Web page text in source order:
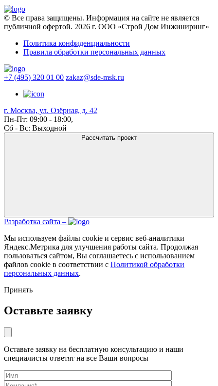
© Все права защищены. Информация на сайте не является
публичной офертой. 2026 г. ООО «Строй Дом Инжиниринг»
Политика конфиденциальности
Правила обработки персональных данных
+7 (495) 320 01 00 zakaz@sde-msk.ru
г. Москва, ул. Озёрная, д. 42
Пн-Пт: 09:00 - 18:00,
Сб - Вс: Выходной
Рассчитать проект
Разработка сайта –
Мы используем файлы cookie и сервис веб-аналитики
Яндекс.Метрика для улучшения работы сайта. Продолжая
пользоваться сайтом, Вы соглашаетесь с использованием
файлов cookie в соответствии с Политикой обработки
персональных данных.
Принять
Оставьте заявку
Оставьте заявку на бесплатную консультацию и наши
специалисты ответят на все Ваши вопросы